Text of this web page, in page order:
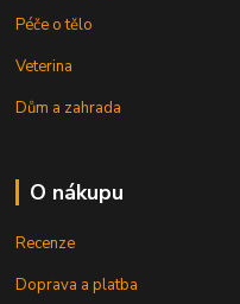
Péče o tělo
Veterina
Dům a zahrada
O nákupu
Recenze
Doprava a platba